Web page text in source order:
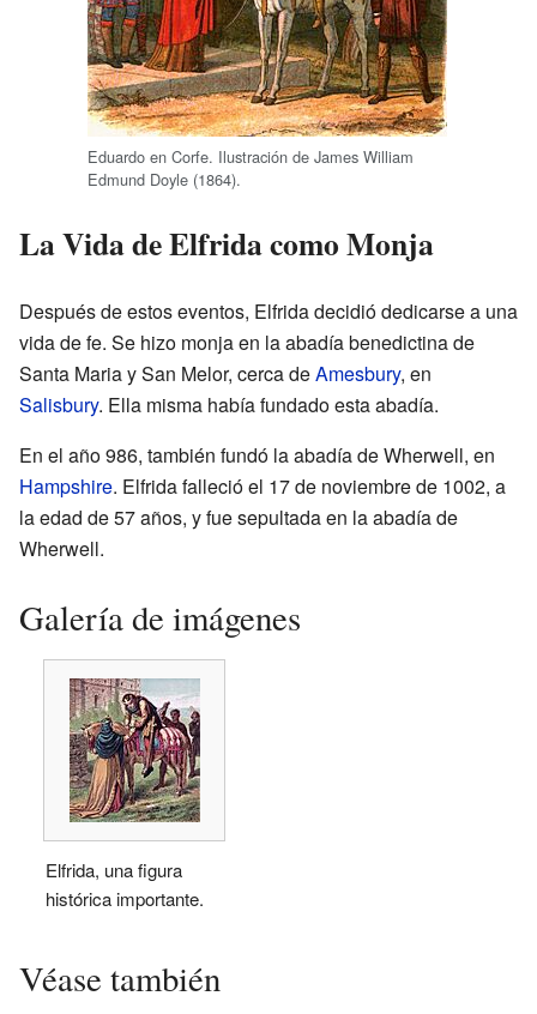
Eduardo en Corfe. Ilustración de James William
Edmund Doyle (1864).
La Vida de Elfrida como Monja
Después de estos eventos, Elfrida decidió dedicarse a una
vida de fe. Se hizo monja en la abadía benedictina de
Santa Maria y San Melor, cerca deAmesbury, en
Salisbury. Ella misma había fundado esta abadía.
En el año 986, también fundó la abadía de Wherwell, en
Hampshire. Elfrida falleció el 17 de noviembre de 1002, a
la edad de 57 años, y fue sepultada en la abadía de
Wherwell.
Galería de imágenes
Elfrida, una figura
histórica importante.
Véase también